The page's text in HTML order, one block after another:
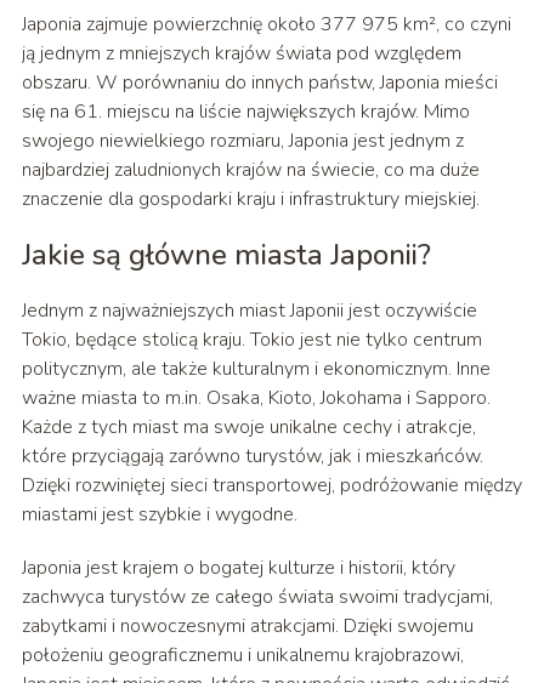
Japonia zajmuje powierzchnię około 377 975 km², co czyni
ją jednym z mniejszych krajów świata pod względem
obszaru. W porównaniu do innych państw, Japonia mieści
się na 61. miejscu na liście największych krajów. Mimo
swojego niewielkiego rozmiaru, Japonia jest jednym z
najbardziej zaludnionych krajów na świecie, co ma duże
znaczenie dla gospodarki kraju i infrastruktury miejskiej.
Jakie są główne miasta Japonii?
Jednym z najważniejszych miast Japonii jest oczywiście
Tokio, będące stolicą kraju. Tokio jest nie tylko centrum
politycznym, ale także kulturalnym i ekonomicznym. Inne
ważne miasta to m.in. Osaka, Kioto, Jokohama i Sapporo.
Każde z tych miast ma swoje unikalne cechy i atrakcje,
które przyciągają zarówno turystów, jak i mieszkańców.
Dzięki rozwiniętej sieci transportowej, podróżowanie między
miastami jest szybkie i wygodne.
Japonia jest krajem o bogatej kulturze i historii, który
zachwyca turystów ze całego świata swoimi tradycjami,
zabytkami i nowoczesnymi atrakcjami. Dzięki swojemu
położeniu geograficznemu i unikalnemu krajobrazowi,